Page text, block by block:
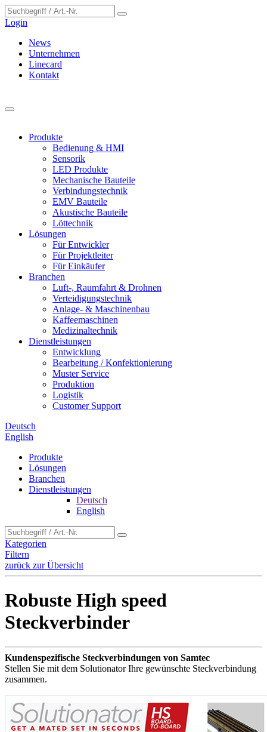
Login
News
Unternehmen
Linecard
Kontakt
Produkte
Bedienung & HMI
Sensorik
LED Produkte
Mechanische Bauteile
Verbindungstechnik
EMV Bauteile
Akustische Bauteile
Löttechnik
Lösungen
Für Entwickler
Für Projektleiter
Für Einkäufer
Branchen
Luft-, Raumfahrt & Drohnen
Verteidigungstechnik
Anlage- & Maschinenbau
Kaffeemaschinen
Medizinaltechnik
Dienstleistungen
Entwicklung
Bearbeitung / Konfektionierung
Muster Service
Produktion
Logistik
Customer Support
Deutsch
English
Produkte
Lösungen
Branchen
Dienstleistungen
Deutsch
English
Kategorien
Filtern
zurück zur Übersicht
Robuste High speed
Steckverbinder
Kundenspezifische Steckverbindungen von Samtec
Stellen Sie mit dem Solutionator Ihre gewünschte Steckverbindung
zusammen.
Cookie-Einstellungen